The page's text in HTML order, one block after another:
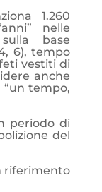
1.260
nelle
base
6), tempo
vestiti di
anche
tempo,
periodo di
del
riferimento